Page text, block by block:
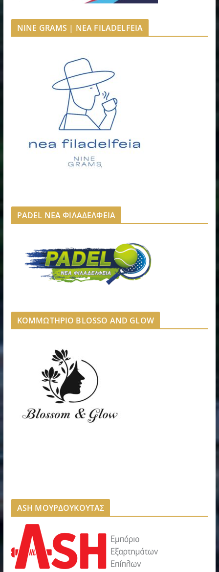
NINE GRAMS | NEA FILADELFEIA
PADEL ΝΕΑ ΦΙΛΑΔΕΛΦΕΙΑ
ΚΟΜΜΩΤΗΡΙΟ BLOSSO AND GLOW
ASH ΜΟΥΡΔΟΥΚΟΥΤΑΣ